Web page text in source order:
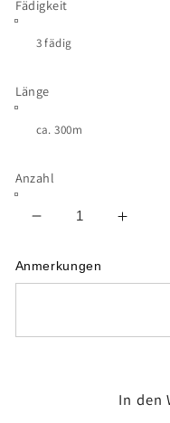
Fädigkeit
Länge
Anzahl
Verringere
Menge
für
Erhöhe
für
Anmerkungen
In den